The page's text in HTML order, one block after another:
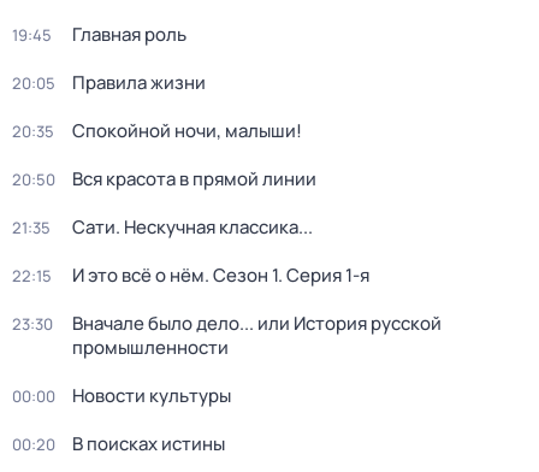
19:45 Главная роль
20:05 Правила жизни
20:35 Спокойной ночи, малыши!
20:50 Вся красота в прямой линии
21:35 Сати. Нескучная классика...
22:15 И это всё о нём. Сезон 1. Серия 1-я
23:30
Вначале было дело... или История русской
промышленности
00:00 Новости культуры
00:20 В поисках истины